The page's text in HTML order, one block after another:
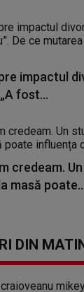
impactul
fost...
credeam.
masă
DIN